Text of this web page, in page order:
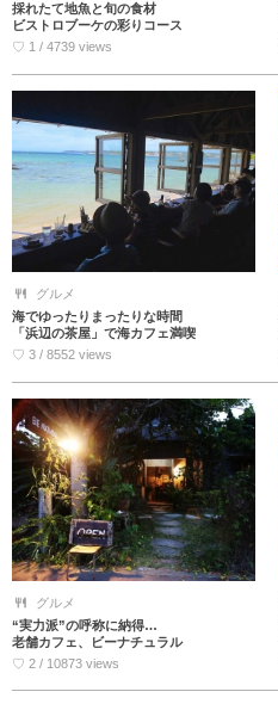
採れたて地魚と旬の食材
ビストロブーケの彩りコース
♡ 1 / 4739 views
グルメ
海でゆったりまったりな時間
「浜辺の茶屋」で海カフェ満喫
♡ 3 / 8552 views
グルメ
“実力派”の呼称に納得…
老舗カフェ、ビーナチュラル
♡ 2 / 10873 views